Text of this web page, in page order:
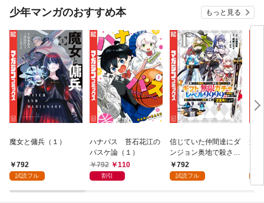
少年マンガのおすすめ本 もっと見る
魔女と傭兵（１）
792
試読フル
ハナバス 苔石花江の
バスケ論（１）
792
110
割引
信じていた仲間達にダ
ンジョン奥地で殺され
かけたがギフト『無限
ガチャ』でレベル９９
792
試読フル
追
強
～